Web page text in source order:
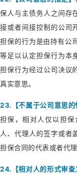
保人与主债务人之间存
接或者间接控制的公司
担保的行为是由持有公
等足以认定担保行为本
担保行为经过公司决议
真实意思。
23.【不属于公司意思的
担保，相对人仅以担
人、代理人的签字或者
担保合同的代表或者代
24.【相对人的形式审查